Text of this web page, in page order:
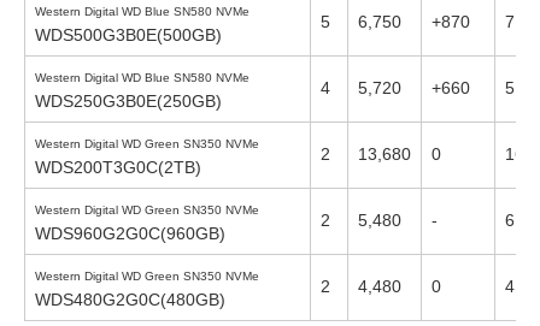
Western Digital WD Blue SN580 NVMe
WDS500G3B0E(500GB)
5 6,750 +870
Western Digital WD Blue SN580 NVMe
WDS250G3B0E(250GB)
4 5,720 +660
Western Digital WD Green SN350 NVMe
WDS200T3G0C(2TB)
2 13,680 0
Western Digital WD Green SN350 NVMe
WDS960G2G0C(960GB)
2 5,480 -
Western Digital WD Green SN350 NVMe
WDS480G2G0C(480GB)
2 4,480 0